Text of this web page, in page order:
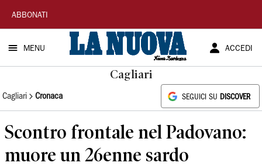
La
Nuova
Sardegna
ABBONATI
MENU ACCEDI
Cagliari
Cagliari Cronaca SEGUICI SU DISCOVER
Scontro frontale nel Padovano:
muore un 26enne sardo